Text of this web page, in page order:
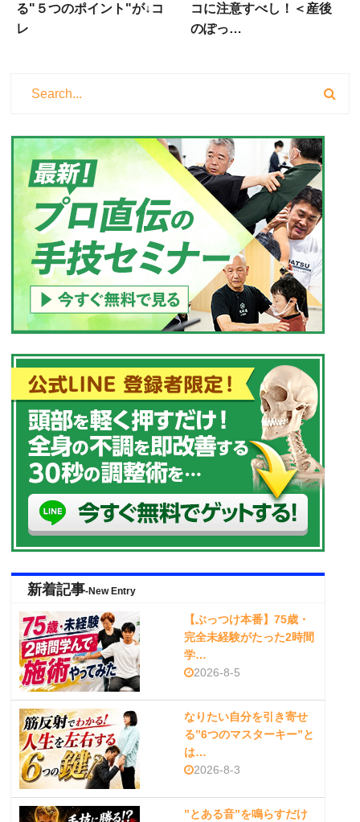
る"５つのポイント"が↓コ
レ
コに注意すべし！＜産後
のぽっ…
新着記事-New Entry
【ぶっつけ本番】75歳・
完全未経験がたった2時間
学…
2026-8-5
なりたい自分を引き寄せ
る”6つのマスターキー”と
は…
2026-8-3
”とある音”を鳴らすだけ